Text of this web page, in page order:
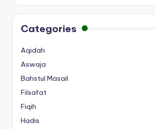
Categories
Aqidah
Aswaja
Bahstul Masail
Filsafat
Fiqih
Hadis